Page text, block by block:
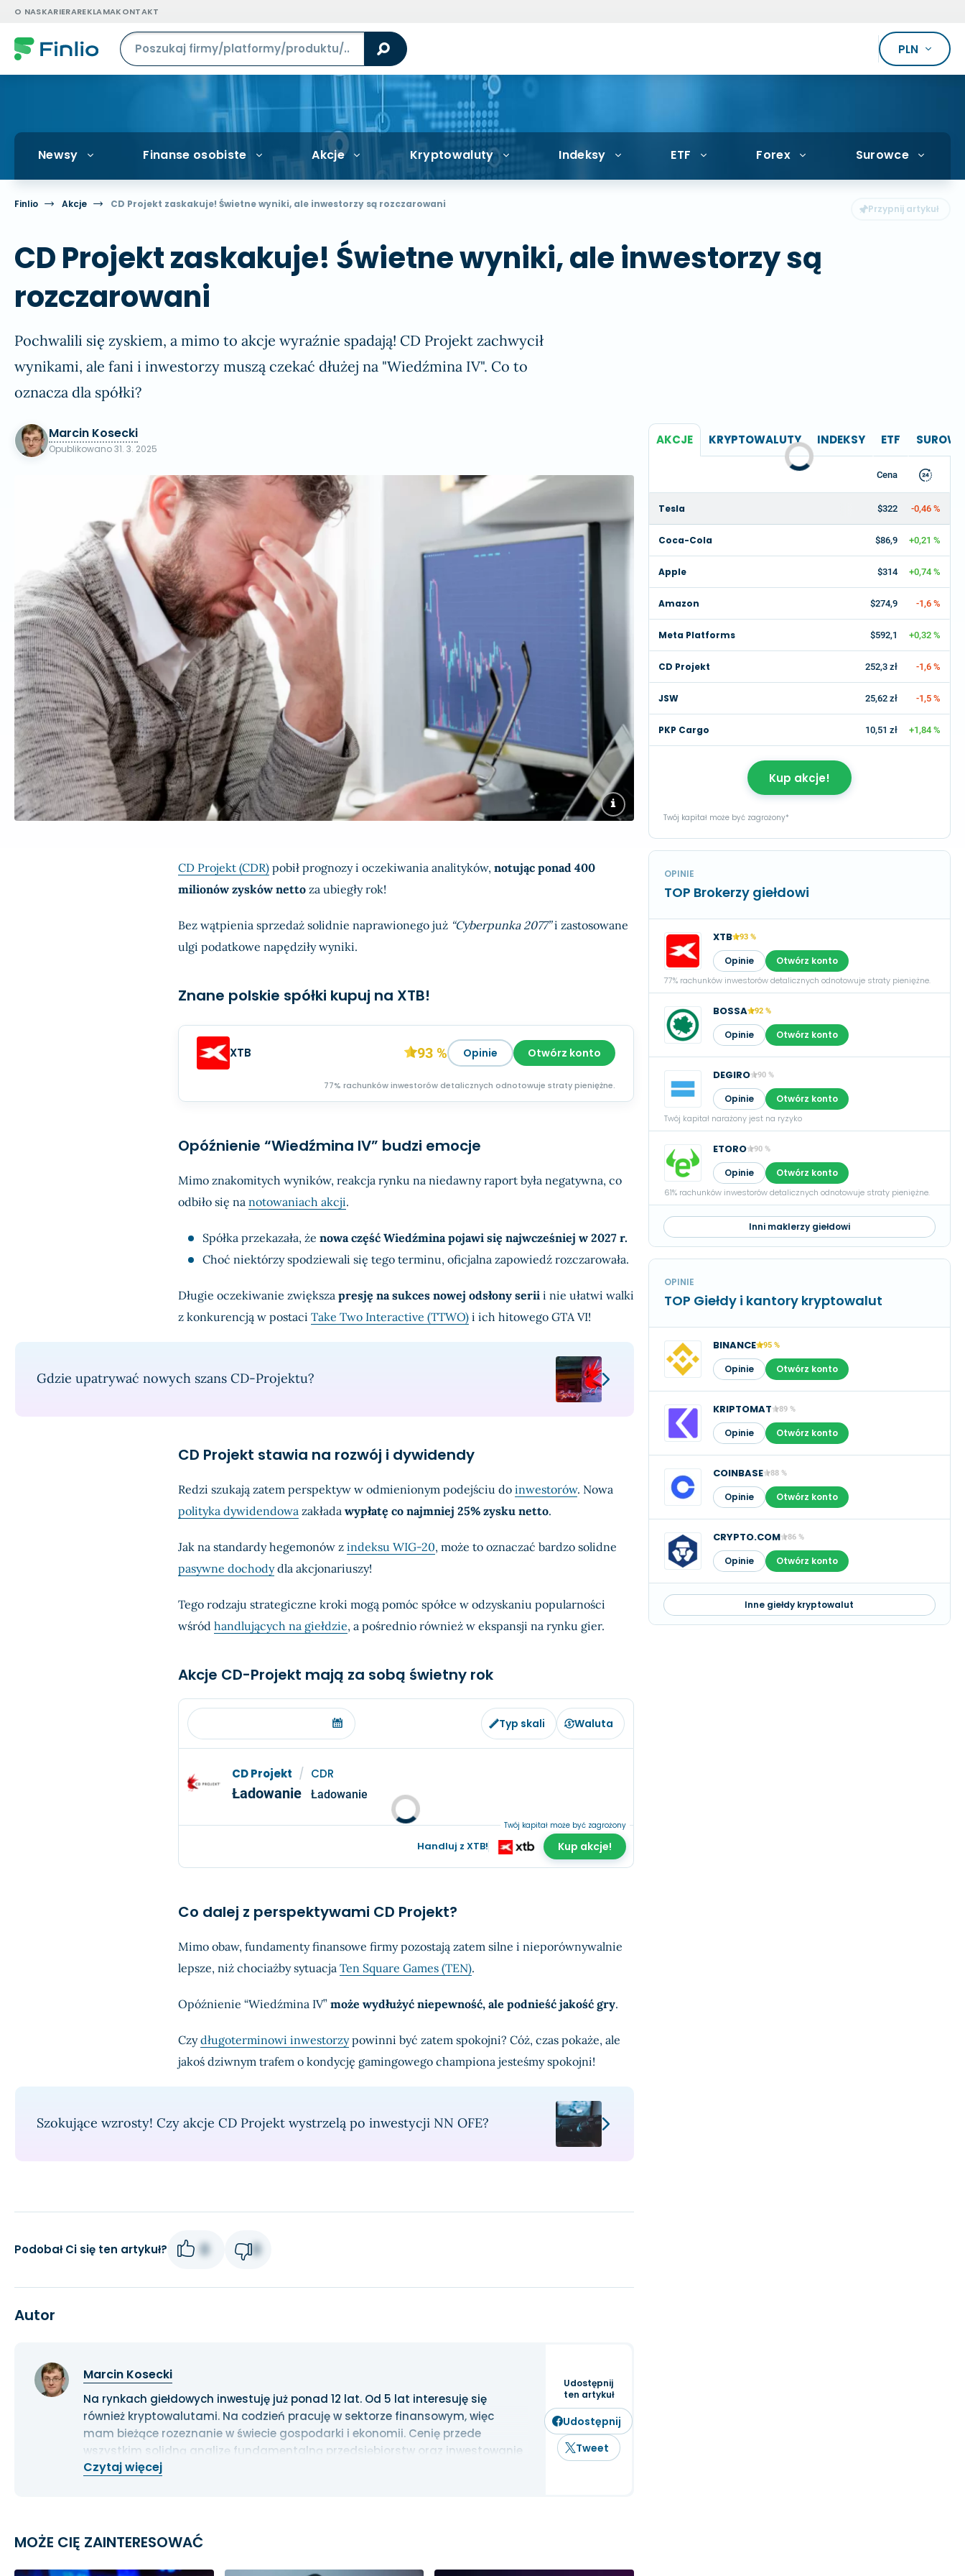
O NASKARIERAREKLAMAKONTAKT
PLN
Newsy Finanse osobiste Akcje Kryptowaluty Indeksy ETF Forex Surowce
Finlio Akcje CD Projekt zaskakuje! Świetne wyniki, ale inwestorzy są rozczarowani
CD Projekt zaskakuje! Świetne wyniki, ale inwestorzy są
rozczarowani
Pochwalili się zyskiem, a mimo to akcje wyraźnie spadają! CD Projekt zachwycił
wynikami, ale fani i inwestorzy muszą czekać dłużej na "Wiedźmina IV". Co to
oznacza dla spółki?
Marcin Kosecki
Opublikowano31. 3. 2025
CD Projekt (CDR)pobił prognozy i oczekiwania analityków, notując ponad 400
milionów zysków nettoza ubiegły rok!
Bez wątpienia sprzedaż solidnie naprawionego już “Cyberpunka 2077”i zastosowane
ulgi podatkowe napędziły wyniki.
Znane polskie spółki kupuj na XTB!
XTB 93 % Opinie Otwórz konto
77% rachunków inwestorów detalicznych odnotowuje straty pieniężne.
Opóźnienie “Wiedźmina IV” budzi emocje
Mimo znakomitych wyników, reakcja rynku na niedawny raport była negatywna, co
odbiło się na notowaniach akcji.
Spółka przekazała, że nowa część Wiedźmina pojawi się najwcześniej w 2027 r.
Choć niektórzy spodziewali się tego terminu, oficjalna zapowiedź rozczarowała.
Długie oczekiwanie zwiększa presję na sukces nowej odsłony seriii nie ułatwi walki
z konkurencją w postaci Take Two Interactive (TTWO)i ich hitowego GTA VI!
Gdzie upatrywać nowych szans CD-Projektu?
CD Projekt stawia na rozwój i dywidendy
Redzi szukają zatem perspektyw w odmienionym podejściu do inwestorów. Nowa
polityka dywidendowa zakłada wypłatę co najmniej 25% zysku netto.
Jak na standardy hegemonów z indeksu WIG-20, może to oznaczać bardzo solidne
pasywne dochodydla akcjonariuszy!
Tego rodzaju strategiczne kroki mogą pomóc spółce w odzyskaniu popularności
wśród handlujących na giełdzie, a pośrednio również w ekspansji na rynku gier.
Akcje CD-Projekt mają za sobą świetny rok
Typ skali Waluta
CD Projekt / CDR
Ładowanie Ładowanie
Handluj z XTB!
Twój kapitał może być zagrożony
Kup akcje!
Co dalej z perspektywami CD Projekt?
Mimo obaw, fundamenty finansowe firmy pozostają zatem silne i nieporównywalnie
lepsze, niż chociażby sytuacja Ten Square Games (TEN).
Opóźnienie “Wiedźmina IV” może wydłużyć niepewność, ale podnieść jakość gry.
Czydługoterminowi inwestorzypowinni być zatem spokojni? Cóż, czas pokaże, ale
jakoś dziwnym trafem o kondycję gamingowego championa jesteśmy spokojni!
Szokujące wzrosty! Czy akcje CD Projekt wystrzelą po inwestycji NN OFE?
Podobał Ci się ten artykuł? 0 0
Autor
Marcin Kosecki
Na rynkach giełdowych inwestuję już ponad 12 lat. Od 5 lat interesuję się
również kryptowalutami. Na codzień pracuję w sektorze finansowym, więc
mam bieżące rozeznanie w świecie gospodarki i ekonomii. Cenię przede
wszystkim solidną analizę fundamentalną przedsiębiorstw oraz inwestowanie
długoterminowe.
Czytaj więcej
Udostępnij
ten artykuł
Udostępnij
Tweet
MOŻE CIĘ ZAINTERESOWAĆ
AKCJE KRYPTOWALUTY INDEKSY ETF
Cena
Tesla $322 -0,46 %
Coca-Cola $86,9 +0,21 %
Apple $314 +0,74 %
Amazon $274,9 -1,6 %
Meta Platforms $592,1 +0,32 %
CD Projekt 252,3 zł -1,6 %
JSW 25,62 zł -1,5 %
PKP Cargo 10,51 zł +1,84 %
Kup akcje!
Twój kapitał może być zagrożony*
OPINIE
TOP Brokerzy giełdowi
XTB 93 %
Opinie Otwórz konto
77% rachunków inwestorów detalicznych odnotowuje straty pieniężne.
BOSSA 92 %
Opinie Otwórz konto
DEGIRO 90 %
Opinie Otwórz konto
Twój kapitał narażony jest na ryzyko
ETORO 90 %
Opinie Otwórz konto
61% rachunków inwestorów detalicznych odnotowuje straty pieniężne.
Inni maklerzy giełdowi
OPINIE
TOP Giełdy i kantory kryptowalut
BINANCE 95 %
Opinie Otwórz konto
KRIPTOMAT 89 %
Opinie Otwórz konto
COINBASE 88 %
Opinie Otwórz konto
CRYPTO.COM 86 %
Opinie Otwórz konto
Inne giełdy kryptowalut